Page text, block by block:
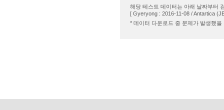
해당 테스트 데이터는 아래 날짜부터
[ Gyeryong : 2016-11-08 / Antartica
* 데이터 다운로드 중 문제가 발생했